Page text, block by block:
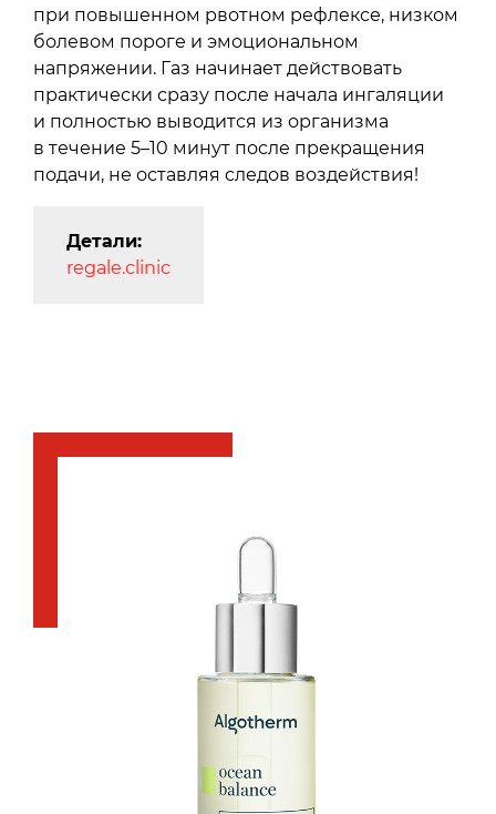
при повышенном рвотном рефлексе, низком
болевом пороге и эмоциональном
напряжении. Газ начинает действовать
практически сразу после начала ингаляции
и полностью выводится из организма
в течение 5–10 минут после прекращения
подачи, не оставляя следов воздействия!
Детали:
regale.clinic